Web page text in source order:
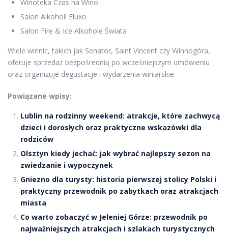
Winoteka Czas na Wino
Salon Alkoholi Eluxo
Salon Fire & Ice Alkohole Świata
Wiele winnic, takich jak Senator, Saint Vincent czy Winnogóra,
oferuje sprzedaż bezpośrednią po wcześniejszym umówieniu
oraz organizuje degustacje i wydarzenia winiarskie.
Powiązane wpisy:
Lublin na rodzinny weekend: atrakcje, które zachwycą
dzieci i dorosłych oraz praktyczne wskazówki dla
rodziców
Olsztyn kiedy jechać: jak wybrać najlepszy sezon na
zwiedzanie i wypoczynek
Gniezno dla turysty: historia pierwszej stolicy Polski i
praktyczny przewodnik po zabytkach oraz atrakcjach
miasta
Co warto zobaczyć w Jeleniej Górze: przewodnik po
najważniejszych atrakcjach i szlakach turystycznych